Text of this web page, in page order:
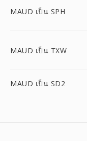
MAUD เป็น SPH
MAUD เป็น TXW
MAUD เป็น SD2